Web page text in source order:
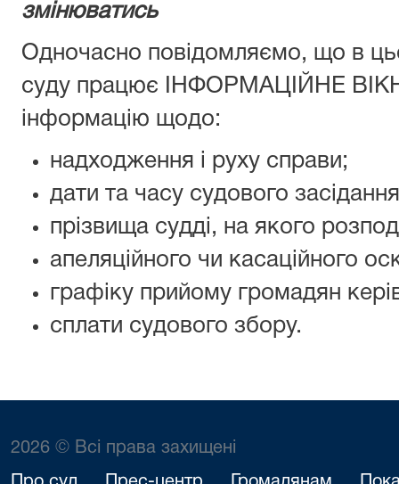
змінюватись
Одночасно повідомляємо, що в
суду працює ІНФОРМАЦІЙНЕ
інформацію щодо:
надходження і руху справи;
дати та часу судового
прізвища судді, на якого
апеляційного чи касаційного
графіку прийому громадян
сплати судового збору.
2026 © Всі права захищені